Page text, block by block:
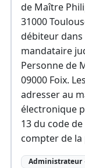
de Maître
31000
débiteur dans
mandataire
Personne de
09000 Foix.
adresser au
électronique
13 du code
compter de
Administrateur